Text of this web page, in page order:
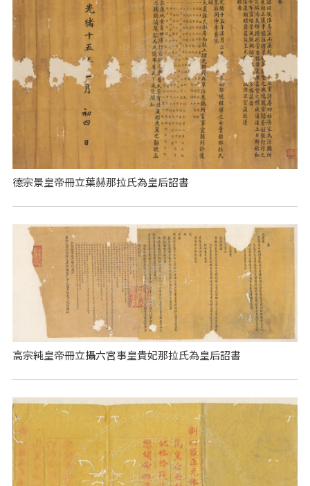
德宗景皇帝冊立葉赫那拉氏為皇后詔書
高宗純皇帝冊立攝六宮事皇貴妃那拉氏為皇后詔書